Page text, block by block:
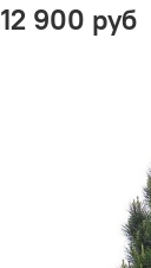
12 900 руб